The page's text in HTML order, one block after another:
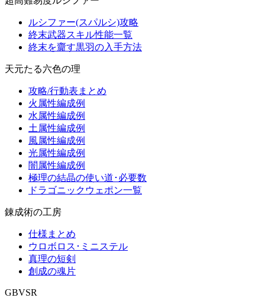
ルシファー(スパルシ)攻略
終末武器スキル性能一覧
終末を齎す黒羽の入手方法
天元たる六色の理
攻略/行動表まとめ
火属性編成例
水属性編成例
土属性編成例
風属性編成例
光属性編成例
闇属性編成例
極理の結晶の使い道･必要数
ドラゴニックウェポン一覧
錬成術の工房
仕様まとめ
ウロボロス･ミニステル
真理の短剣
創成の魂片
GBVSR